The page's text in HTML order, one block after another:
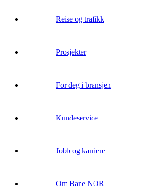
Reise og trafikk
Prosjekter
For deg i bransjen
Kundeservice
Jobb og karriere
Om Bane NOR